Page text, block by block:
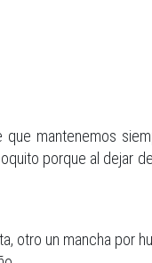
mantenemos
porque al dejar
otro un mancha por